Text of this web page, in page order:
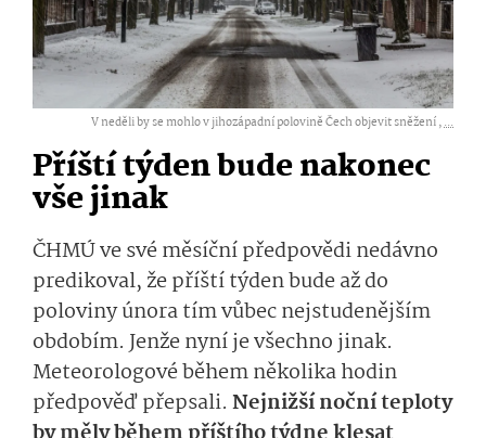
V neděli by se mohlo v jihozápadní polovině Čech objevit sněžení ,...
Příští týden bude nakonec
vše jinak
ČHMÚ ve své měsíční předpovědi nedávno
predikoval, že příští týden bude až do
poloviny února tím vůbec nejstudenějším
obdobím. Jenže nyní je všechno jinak.
Meteorologové během několika hodin
předpověď přepsali. Nejnižší noční teploty